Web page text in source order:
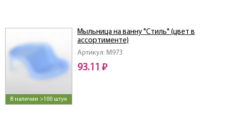
В наличии >100 штук
Артикул: M973
Мыльница на ванну "Стиль" (цвет в
ассортименте)
93.11 ₽